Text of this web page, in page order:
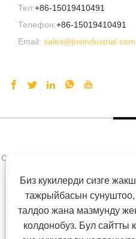
Тел:+86-15019410491
Телефон:+86-15019410491
Email: sales@josindustrial.com
Copyright © 2021 Shenzhen Jos
ЖҮКТӨП АЛУУ
Биз кукилерди сизге
тажрыйбасын сунуштоо,
талдоо жана мазмунду
колдонобуз. Бул сайтты